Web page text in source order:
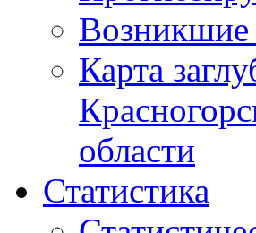
Возникшие
Карта
области
Статистика